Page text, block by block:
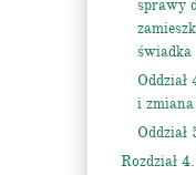
sprawy
świadka
Oddział
i
Rozdział